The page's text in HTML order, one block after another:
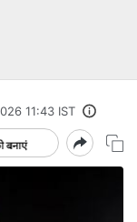
11:43 IST